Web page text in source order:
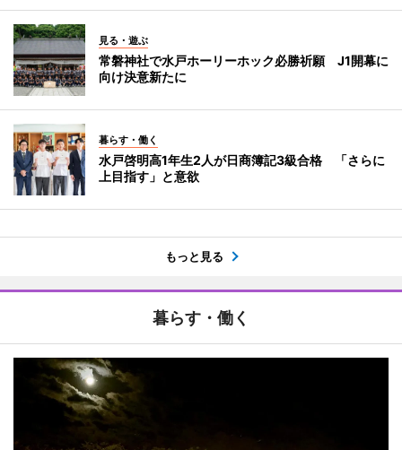
見る・遊ぶ
常磐神社で水戸ホーリーホック必勝祈願 J1開幕に
向け決意新たに
暮らす・働く
水戸啓明高1年生2人が日商簿記3級合格 「さらに
上目指す」と意欲
もっと見る
暮らす・働く